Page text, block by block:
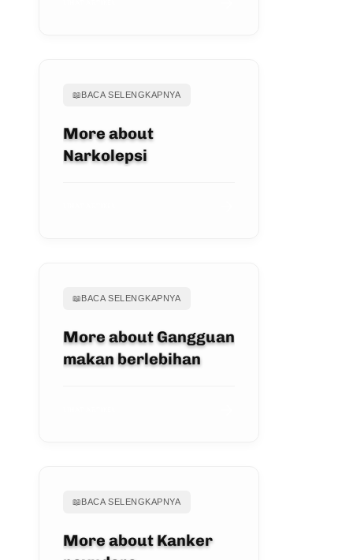
📖BACA SELENGKAPNYA
More about
Narkolepsi
📖BACA SELENGKAPNYA
More about Gangguan
makan berlebihan
📖BACA SELENGKAPNYA
More about Kanker